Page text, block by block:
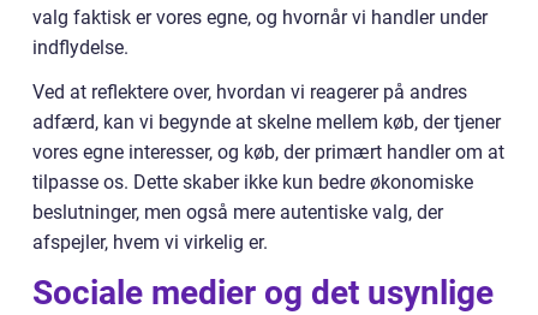
valg faktisk er vores egne, og hvornår vi handler under
indflydelse.
Ved at reflektere over, hvordan vi reagerer på andres
adfærd, kan vi begynde at skelne mellem køb, der tjener
vores egne interesser, og køb, der primært handler om at
tilpasse os. Dette skaber ikke kun bedre økonomiske
beslutninger, men også mere autentiske valg, der
afspejler, hvem vi virkelig er.
Sociale medier og det usynlige